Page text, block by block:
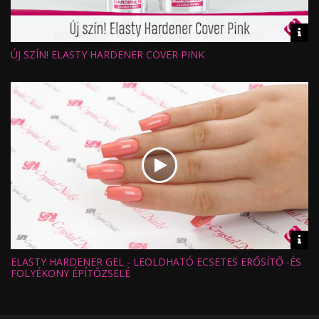
Hossz:
Feltöltve:
ÚJ SZÍN! ELASTY HARDENER COVER PINK
Hossz:
Nézettség:
Értékelés:
ELASTY HARDENER GEL - LEOLDHATÓ ECSETES ERŐSÍTŐ -ÉS
FOLYÉKONY ÉPÍTŐZSELÉ